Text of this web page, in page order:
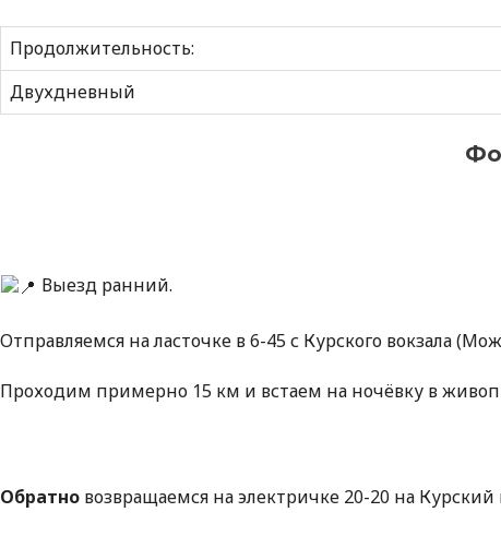
Продолжительность:
Двухдневный
Выезд ранний.
Отправляемся на ласточке в 6-45 с Курского вокзала
Проходим примерно 15 км и встаем на ночёвку в
Обратно возвращаемся на электричке 20-20 на Курский